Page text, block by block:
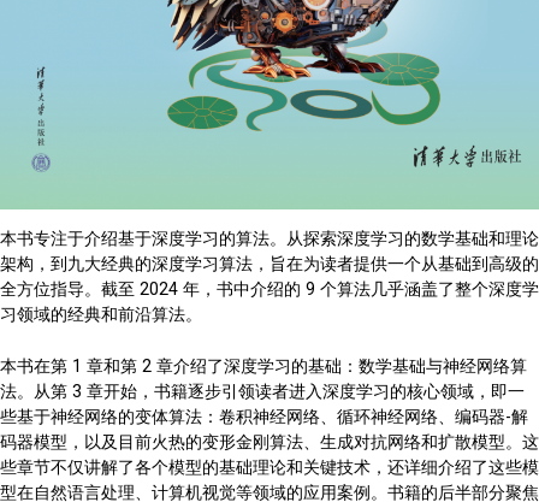
本书专注于介绍基于深度学习的算法。从探索深度学习的数学基础和理论
架构，到九大经典的深度学习算法，旨在为读者提供一个从基础到高级的
全方位指导。截至 2024 年，书中介绍的 9 个算法几乎涵盖了整个深度学
习领域的经典和前沿算法。
本书在第 1 章和第 2 章介绍了深度学习的基础：数学基础与神经网络算
法。从第 3 章开始，书籍逐步引领读者进入深度学习的核心领域，即一
些基于神经网络的变体算法：卷积神经网络、循环神经网络、编码器-解
码器模型，以及目前火热的变形金刚算法、生成对抗网络和扩散模型。这
些章节不仅讲解了各个模型的基础理论和关键技术，还详细介绍了这些模
型在自然语言处理、计算机视觉等领域的应用案例。书籍的后半部分聚焦